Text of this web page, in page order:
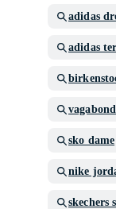
adidas
adidas
sko dame
nike
skechers